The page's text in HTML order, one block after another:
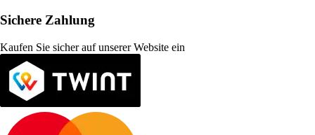
Sichere Zahlung
Kaufen Sie sicher auf unserer Website ein